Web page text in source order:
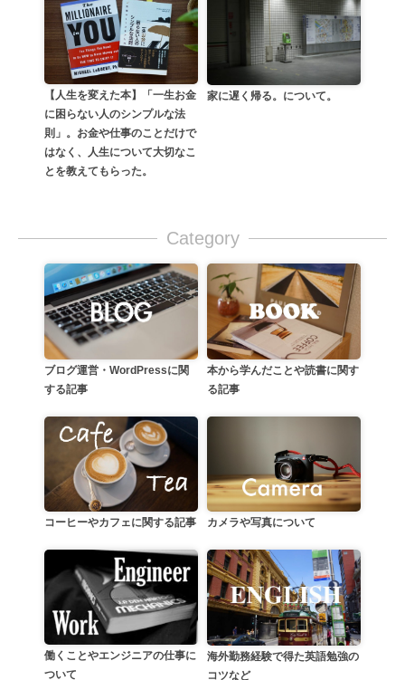
【人生を変えた本】「一生お金
に困らない人のシンプルな法
則」。お金や仕事のことだけで
はなく、人生について大切なこ
とを教えてもらった。
家に遅く帰る。について。
Category
ブログ運営・WordPressに関
する記事
本から学んだことや読書に関す
る記事
コーヒーやカフェに関する記事 カメラや写真について
働くことやエンジニアの仕事に
ついて
海外勤務経験で得た英語勉強の
コツなど